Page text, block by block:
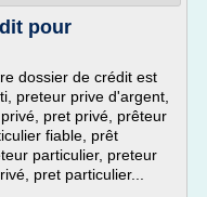
pour
dossier de crédit est
preteur prive d'argent,
pret privé, prêteur
fiable, prêt
particulier, preteur
pret particulier...